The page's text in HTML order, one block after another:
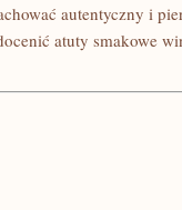
autentyczny i
atuty smakowe